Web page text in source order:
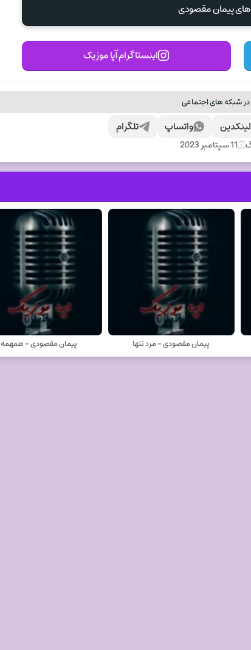
های پیمان مقصودی
اینستاگرام آپا موزیک
شبکه های اجتماعی
تلگرام واتساپ لینکدین
11 سپتامبر 2023
پیمان مقصودی - مرد تنها پیمان مقصودی - همهمه